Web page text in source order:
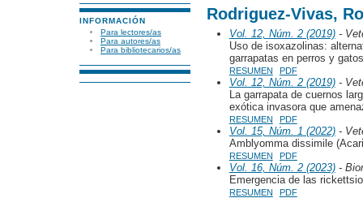
INFORMACIÓN
Para lectores/as
Para autores/as
Para bibliotecarios/as
Rodriguez-Vivas,
Vol. 12, Núm. 2 (2019)-
Uso de isoxazolinas:
garrapatas en perros y gatos
RESUMEN PDF
Vol. 12, Núm. 2 (2019)-
La garrapata de cuernos
exótica invasora que
RESUMEN PDF
Vol. 15, Núm. 1 (2022)-
Amblyomma dissimile
RESUMEN PDF
Vol. 16, Núm. 2 (2023)-
Emergencia de las
RESUMEN PDF